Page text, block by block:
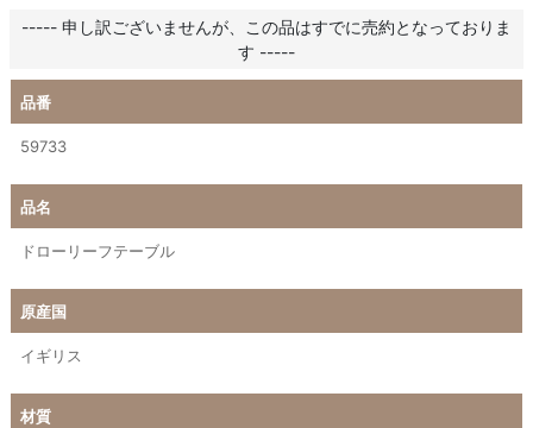
----- 申し訳ございませんが、この品はすでに売約となっておりま
す -----
品番
59733
品名
ドローリーフテーブル
原産国
イギリス
材質